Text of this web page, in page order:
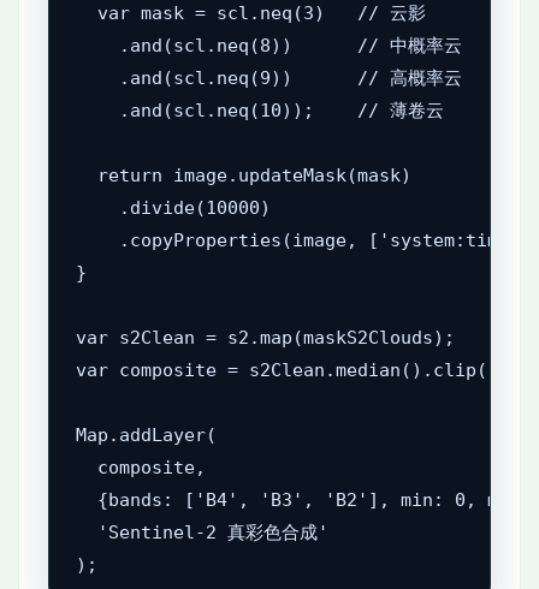
  var mask = scl.neq(3)   // 云影
    .and(scl.neq(8))      // 中概率云
    .and(scl.neq(9))      // 高概率云
    .and(scl.neq(10));    // 薄卷云
  return image.updateMask(mask)
    .divide(10000)
.copyProperties(image,
}
var s2Clean = s2.map(maskS2Clouds);
var composite =
Map.addLayer(
  composite,
{bands: ['B4', 'B3', 'B2'], min: 0, max:
  'Sentinel-2 真彩色合成'
);